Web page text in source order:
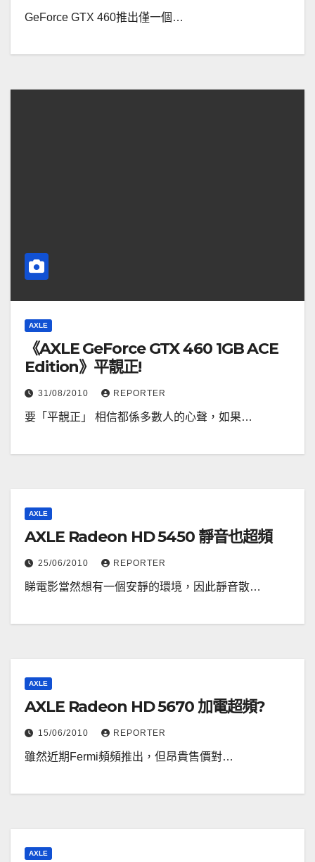
GeForce GTX 460推出僅一個…
AXLE
《AXLE GeForce GTX 460 1GB ACE
Edition》平靚正!
31/08/2010 REPORTER
要「平靚正」 相信都係多數人的心聲，如果…
AXLE
AXLE Radeon HD 5450 靜音也超頻
25/06/2010 REPORTER
睇電影當然想有一個安靜的環境，因此靜音散…
AXLE
AXLE Radeon HD 5670 加電超頻?
15/06/2010 REPORTER
雖然近期Fermi頻頻推出，但昂貴售價對…
AXLE